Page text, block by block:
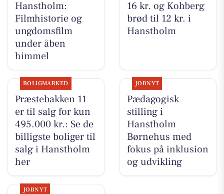
Hanstholm:
Filmhistorie og
ungdomsfilm
under åben
himmel
16 kr. og Kohberg
brød til 12 kr. i
Hanstholm
BOLIGMARKED
Præstebakken 11
er til salg for kun
495.000 kr.: Se de
billigste boliger til
salg i Hanstholm
her
JOBNYT
Pædagogisk
stilling i
Hanstholm
Børnehus med
fokus på inklusion
og udvikling
JOBNYT